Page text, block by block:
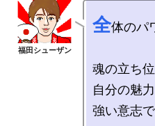
全体のパ
魂の立ち
自分の魅
強い意志